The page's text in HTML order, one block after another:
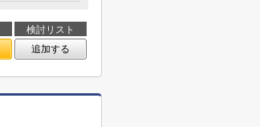
検討リスト
追加する